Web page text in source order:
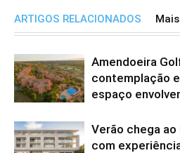
ARTIGOS RELACIONADOS
Amendoeira
contemplação
espaço
Verão chega
com